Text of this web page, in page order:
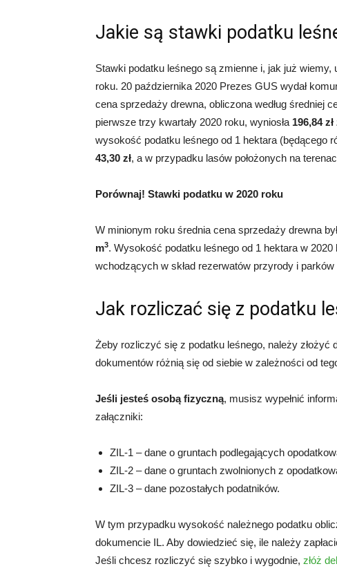
Jakie są stawki podatku
Stawki podatku leśnego są zmienne i, jak już
roku. 20 października 2020 Prezes GUS wydał
cena sprzedaży drewna, obliczona według średniej
pierwsze trzy kwartały 2020 roku, wyniosła 196,84
wysokość podatku leśnego od 1 hektara (będącego
43,30 zł, a w przypadku lasów położonych na
Porównaj! Stawki podatku w 2020 roku
W minionym roku średnia cena sprzedaży drewna
m3. Wysokość podatku leśnego od 1 hektara w 2020
wchodzących w skład rezerwatów przyrody i
Jak rozliczać się z podatku
Żeby rozliczyć się z podatku leśnego, należy złożyć
dokumentów różnią się od siebie w zależności od
Jeśli jesteś osobą fizyczną, musisz wypełnić
załączniki:
ZIL-1 – dane o gruntach podlegających
ZIL-2 – dane o gruntach zwolnionych z
ZIL-3 – dane pozostałych podatników.
W tym przypadku wysokość należnego podatku
dokumencie IL. Aby dowiedzieć się, ile należy
Jeśli chcesz rozliczyć się szybko i wygodnie, złóż